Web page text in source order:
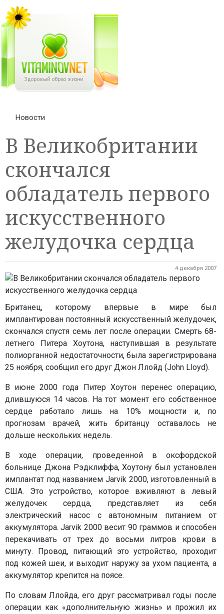
Новости
В Великобритании
скончался
обладатель первого
искусственного
желудочка сердца
4 декабря 2007
Британец, которому впервые в мире был
имплантирован постоянный искусственный желудочек,
скончался спустя семь лет после операции. Смерть 68-
летнего Питера Хоутона, наступившая в результате
полиорганной недостаточности, была зарегистрирована
25 ноября, сообщил его друг Джон Ллойд (John Lloyd).
В июне 2000 года Питер Хоутон перенес операцию,
длившуюся 14 часов. На тот момент его собственное
сердце работало лишь на 10% мощности и, по
прогнозам врачей, жить британцу оставалось не
дольше нескольких недель.
В ходе операции, проведенной в оксфордской
больнице Джона Рэдклиффа, Хоутону был установлен
имплантат под названием Jarvik 2000, изготовленный в
США. Это устройство, которое вживляют в левый
желудочек сердца, представляет из себя
электрический насос с автономным питанием от
аккумулятора. Jarvik 2000 весит 90 граммов и способен
перекачивать от трех до восьми литров крови в
минуту. Провод, питающий это устройство, проходит
под кожей шеи, и выходит наружу за ухом пациента, а
аккумулятор крепится на поясе.
По словам Ллойда, его друг рассматривал годы после
операции как «дополнительную жизнь» и прожил их